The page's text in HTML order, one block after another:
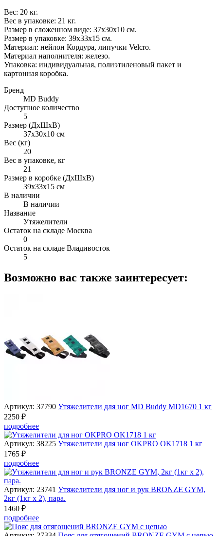
Вес: 20 кг.
Вес в упаковке: 21 кг.
Размер в сложенном виде: 37х30х10 см.
Размер в упаковке: 39х33х15 см.
Материал: нейлон Кордура, липучки Velcro.
Материал наполнителя: железо.
Упаковка: индивидуальная, полиэтиленовый пакет и
картонная коробка.
Бренд
MD Buddy
Доступное количество
5
Размер (ДхШхВ)
37х30х10 см
Вес (кг)
20
Вес в упаковке, кг
21
Размер в коробке (ДхШхВ)
39х33х15 см
В наличии
В наличии
Название
Утяжелители
Остаток на складе Москва
0
Остаток на складе Владивосток
5
Возможно вас также заинтересует:
Артикул: 37790 Утяжелители для ног MD Buddy MD1670 1 кг
2250 ₽
подробнее
Артикул: 38225 Утяжелители для ног OKPRO OK1718 1 кг
1765 ₽
подробнее
Артикул: 23741 Утяжелители для ног и рук BRONZE GYM,
2кг (1кг х 2), пара.
1460 ₽
подробнее